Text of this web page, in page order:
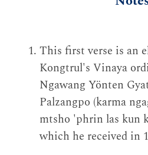
This first verse is an
Kongtrul's Vinaya
Ngawang Yönten
Palzangpo (karma
mtsho 'phrin las kun
which he received in